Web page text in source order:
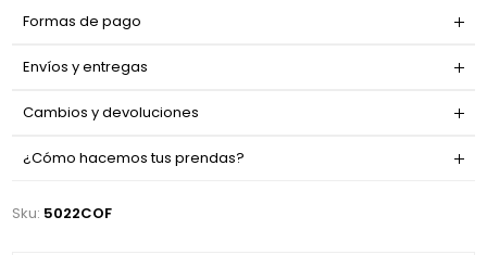
Formas de pago
Envíos y entregas
Cambios y devoluciones
¿Cómo hacemos tus prendas?
Sku: 5022COF